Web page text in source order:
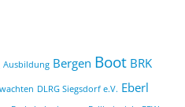
Ausbildung Bergen Boot BRK
DLRG Siegsdorf e.V. Eberl